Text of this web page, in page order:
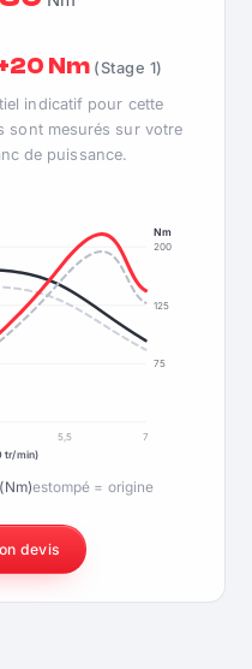
Nm (Stage 1)
indicatif pour cette
sont mesurés sur votre
de puissance.
75
125
200
Nm
5,5
7
tr/min)
estompé = origine
devis